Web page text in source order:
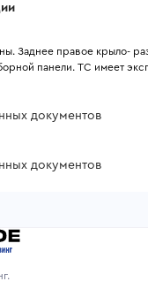
Заднее правое крыло-
панели. ТС имеет
документов
документов